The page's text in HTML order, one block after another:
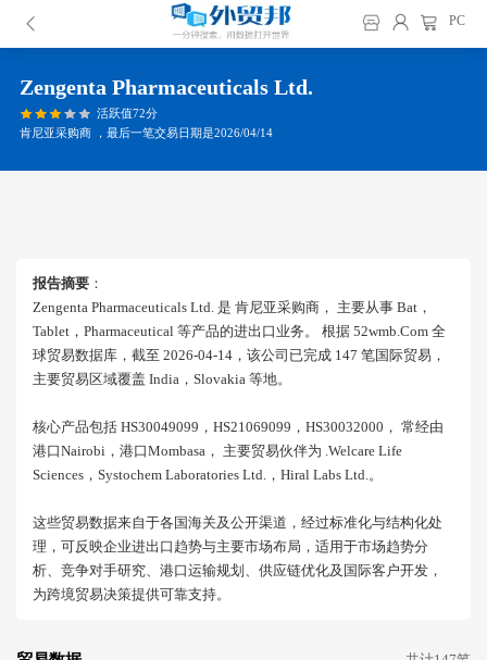
PC
Zengenta Pharmaceuticals Ltd.
活跃值72分
肯尼亚采购商 ，最后一笔交易日期是2026/04/14
报告摘要 ：
Zengenta Pharmaceuticals Ltd. 是 肯尼亚采购商， 主要从事 Bat，
Tablet，pharmaceutical 等产品的进出口业务。 根据 52wmb.com 全
球贸易数据库，截至 2026-04-14，该公司已完成 147 笔国际贸易，
主要贸易区域覆盖 India，slovakia 等地。
核心产品包括 HS30049099，HS21069099，HS30032000， 常经由
港口nairobi，港口mombasa， 主要贸易伙伴为 .welcare Life
Sciences，systochem Laboratories Ltd.，hiral Labs Ltd.。
这些贸易数据来自于各国海关及公开渠道，经过标准化与结构化处
理，可反映企业进出口趋势与主要市场布局，适用于市场趋势分
析、竞争对手研究、港口运输规划、供应链优化及国际客户开发，
为跨境贸易决策提供可靠支持。